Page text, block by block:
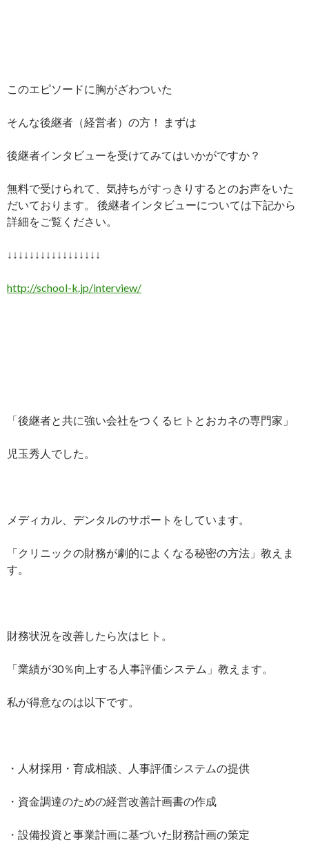
このエピソードに胸がざわついた
そんな後継者（経営者）の方！ まずは
後継者インタビューを受けてみてはいかがですか？
無料で受けられて、気持ちがすっきりするとのお声をいた
だいております。 後継者インタビューについては下記から
詳細をご覧ください。
↓↓↓↓↓↓↓↓↓↓↓↓↓↓↓↓↓
http://school-k.jp/interview/
「後継者と共に強い会社をつくるヒトとおカネの専門家」
児玉秀人でした。
メディカル、デンタルのサポートをしています。
「クリニックの財務が劇的によくなる秘密の方法」教えま
す。
財務状況を改善したら次はヒト。
「業績が30％向上する人事評価システム」教えます。
私が得意なのは以下です。
・人材採用・育成相談、人事評価システムの提供
・資金調達のための経営改善計画書の作成
・設備投資と事業計画に基づいた財務計画の策定